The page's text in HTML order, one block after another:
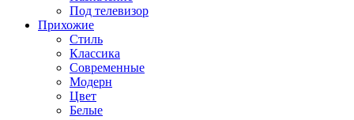
Под телевизор
Прихожие
Стиль
Классика
Современные
Модерн
Цвет
Белые